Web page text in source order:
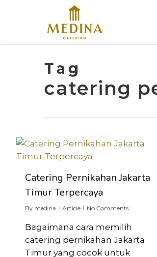
Tag
catering
Catering Pernikahan Jakarta
Timur Terpercaya
By medina Article No Comments
Bagaimana cara memilih
catering pernikahan Jakarta
Timur yang cocok untuk